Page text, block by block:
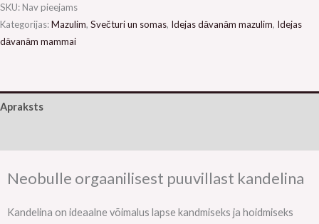
SKU: Nav pieejams
Kategorijas:Mazulim, Svečturi un somas, Idejas dāvanām mazulim, Idejas
dāvanām mammai
Apraksts
Neobulle orgaanilisest puuvillast kandelina
Kandelina on ideaalne võimalus lapse kandmiseks ja hoidmiseks